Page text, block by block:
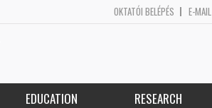
OKTATÓI BELÉPÉS E-MAIL
EDUCATION RESEARCH